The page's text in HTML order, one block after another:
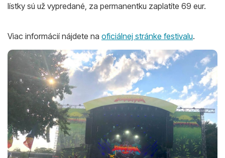
lístky sú už vypredané, za permanentku zaplatíte 69 eur.
Viac informácií nájdete na oficiálnej stránke festivalu.